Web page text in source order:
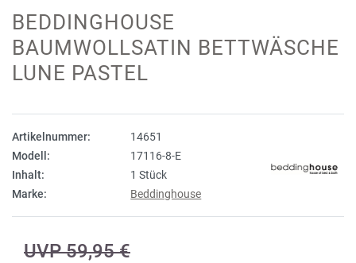
BEDDINGHOUSE
BAUMWOLLSATIN BETTWÄSCHE
LUNE PASTEL
Artikelnummer:
14651
Modell:
17116-8-E
Inhalt:
1 Stück
Marke:
Beddinghouse
UVP 59,95 €